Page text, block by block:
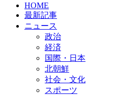
HOME
最新記事
ニュース
政治
経済
国際・日本
北朝鮮
社会・文化
スポーツ